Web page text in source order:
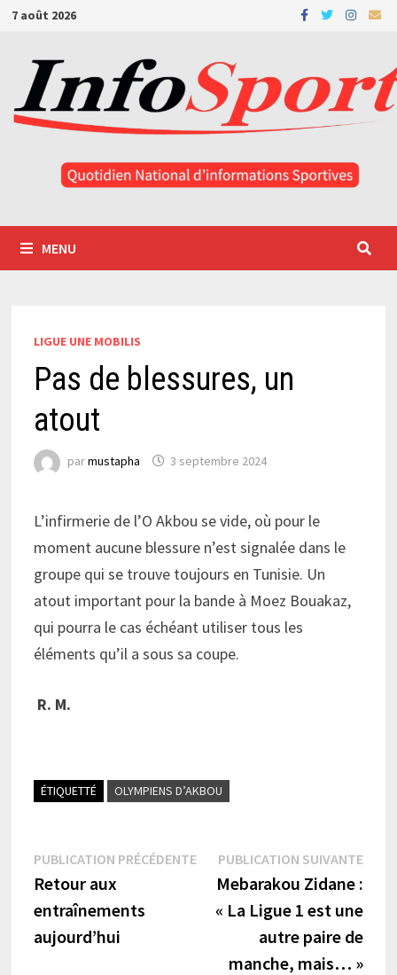
Passer
contenu
7 août 2026
MENU
LIGUE UNE MOBILIS
Pas de blessures, un
atout
parmustapha 3 septembre 2024
L’infirmerie de l’O Akbou se vide, où pour le
moment aucune blessure n’est signalée dans le
groupe qui se trouve toujours en Tunisie. Un
atout important pour la bande à Moez Bouakaz,
qui pourra le cas échéant utiliser tous les
éléments qu’il a sous sa coupe.
R. M.
ÉTIQUETTÉ OLYMPIENS D’AKBOU
Navigation
de
l’article
PUBLICATION PRÉCÉDENTEPublication
précédente :
Retour aux
entraînements
aujourd’hui
PUBLICATION SUIVANTE
Mebarakou Zidane :
« La Ligue 1 est une
autre paire de
manche, mais… »